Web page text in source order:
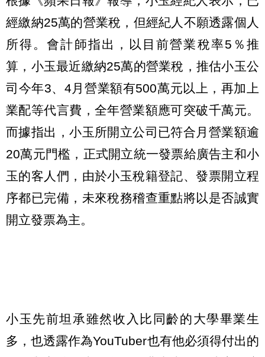
經繳納25萬的營業稅，但經紀人不願透露個人
所得。會計師指出，以目前營業稅率5％推
算，小玉最近繳納25萬的營業稅，推估小玉公
司今年3、4月營業額有500萬元以上，再加上
業配等代言費，全年營業額應可突破千萬元。
而據指出，小玉所開立公司已符合月營業額逾
20萬元門檻，正式開立統一發票給廣告主和小
玉的客人們，由於小玉稅籍登記、發票開立程
序都已完備，未來稅務稽查重點將以是否誠實
開立發票為主。
小玉先前坦承雖然收入比同齡的大學畢業生
多，也透露作為YouTuber也有他必須得付出的